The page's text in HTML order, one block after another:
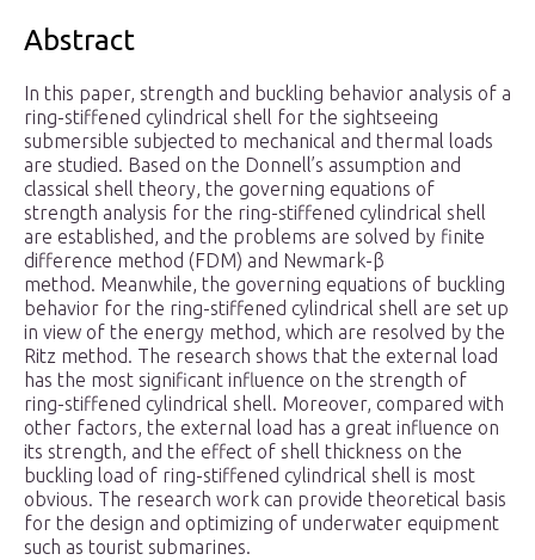
Abstract
In this paper, strength and buckling behavior analysis of a
ring-stiffened cylindrical shell for the sightseeing
submersible subjected to mechanical and thermal loads
are studied. Based on the Donnell’s assumption and
classical shell theory, the governing equations of
strength analysis for the ring-stiffened cylindrical shell
are established, and the problems are solved by finite
difference method (FDM) and Newmark-β
method. Meanwhile, the governing equations of buckling
behavior for the ring-stiffened cylindrical shell are set up
in view of the energy method, which are resolved by the
Ritz method. The research shows that the external load
has the most significant influence on the strength of
ring-stiffened cylindrical shell. Moreover, compared with
other factors, the external load has a great influence on
its strength, and the effect of shell thickness on the
buckling load of ring-stiffened cylindrical shell is most
obvious. The research work can provide theoretical basis
for the design and optimizing of underwater equipment
such as tourist submarines.